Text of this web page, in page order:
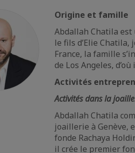
Origine et famille
Abdallah Chatila
le fils d’Elie
France, la famille
de Los Angeles,
Activités
Activités dans la
Abdallah Chatila
joaillerie à Genève,
fonde Rachaya
il crée le premier